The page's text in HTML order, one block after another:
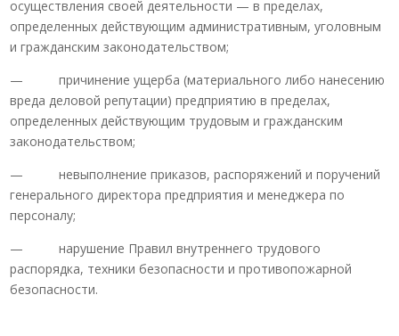
осуществления своей деятельности — в пределах,
определенных действующим административным, уголовным
и гражданским законодательством;
— причинение ущерба (материального либо нанесению
вреда деловой репутации) предприятию в пределах,
определенных действующим трудовым и гражданским
законодательством;
— невыполнение приказов, распоряжений и поручений
генерального директора предприятия и менеджера по
персоналу;
— нарушение Правил внутреннего трудового
распорядка, техники безопасности и противопожарной
безопасности.